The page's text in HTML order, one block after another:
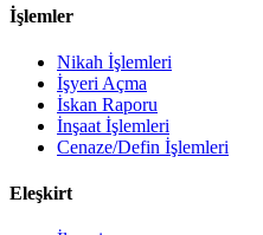
İşlemler
Nikah İşlemleri
İşyeri Açma
İskan Raporu
İnşaat İşlemleri
Cenaze/Defin İşlemleri
Eleşkirt